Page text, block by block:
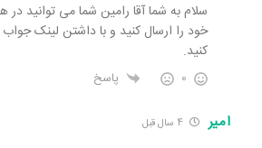
سلام به شما آقا رامین شما می توانید
خود را ارسال کنید و با داشتن لینک
کنید.
0 پاسخ
امیر 4 سال قبل